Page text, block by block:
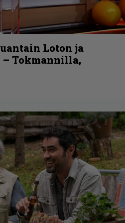
Loton ja
Tokmannilla,